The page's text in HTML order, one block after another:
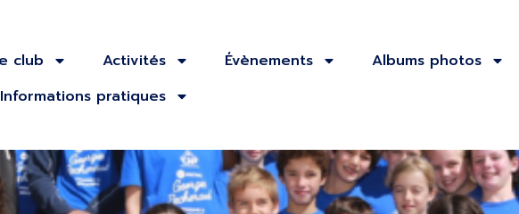
club Activités Évènements Albums photos
Informations pratiques